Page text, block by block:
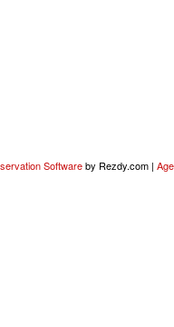
Softwareby Rezdy.com |